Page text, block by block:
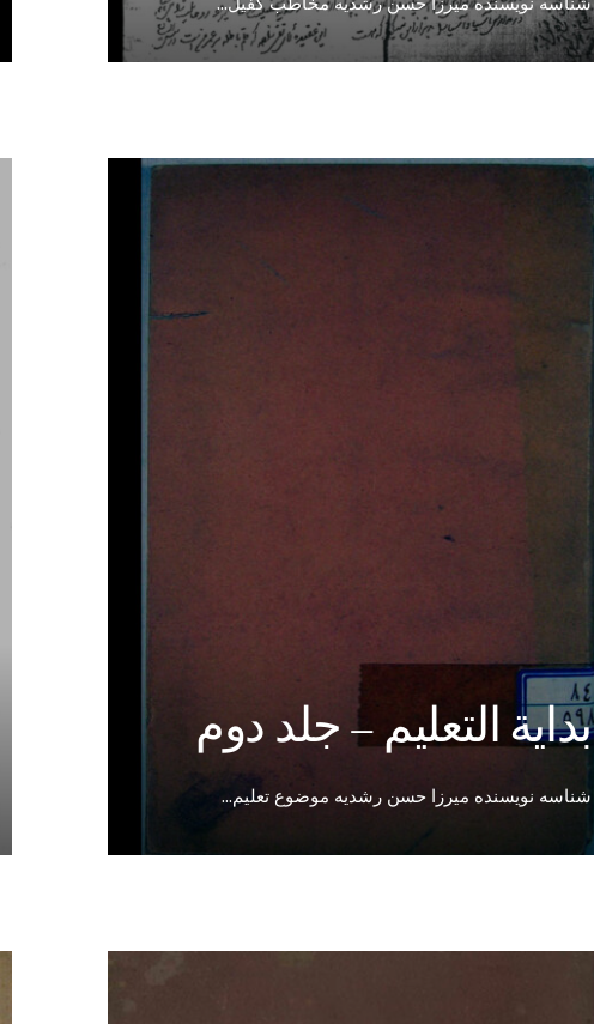
بداية التعلیم – جلد دوم
شناسه نویسنده میرزا حسن رشدیه موضوع تعلیم...